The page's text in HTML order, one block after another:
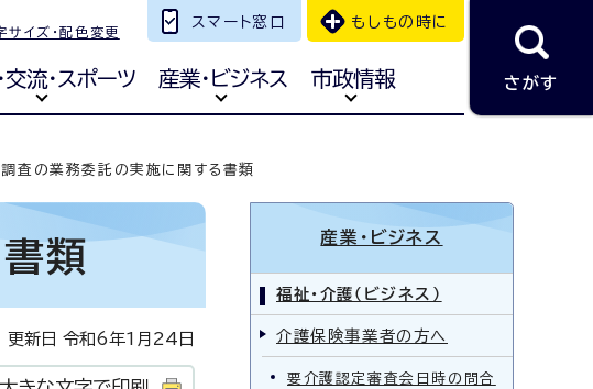
サイズ・配色変更
スマート窓口 もしもの時に
交流・スポーツ 産業・ビジネス 市政情報 さがす
査の業務委託の実施に関する書類
類
新日 令和6年1月24日
産業・ビジネス
福祉・介護（ビジネス）
介護保険事業者の方へ
要介護認定審査会日時の問合